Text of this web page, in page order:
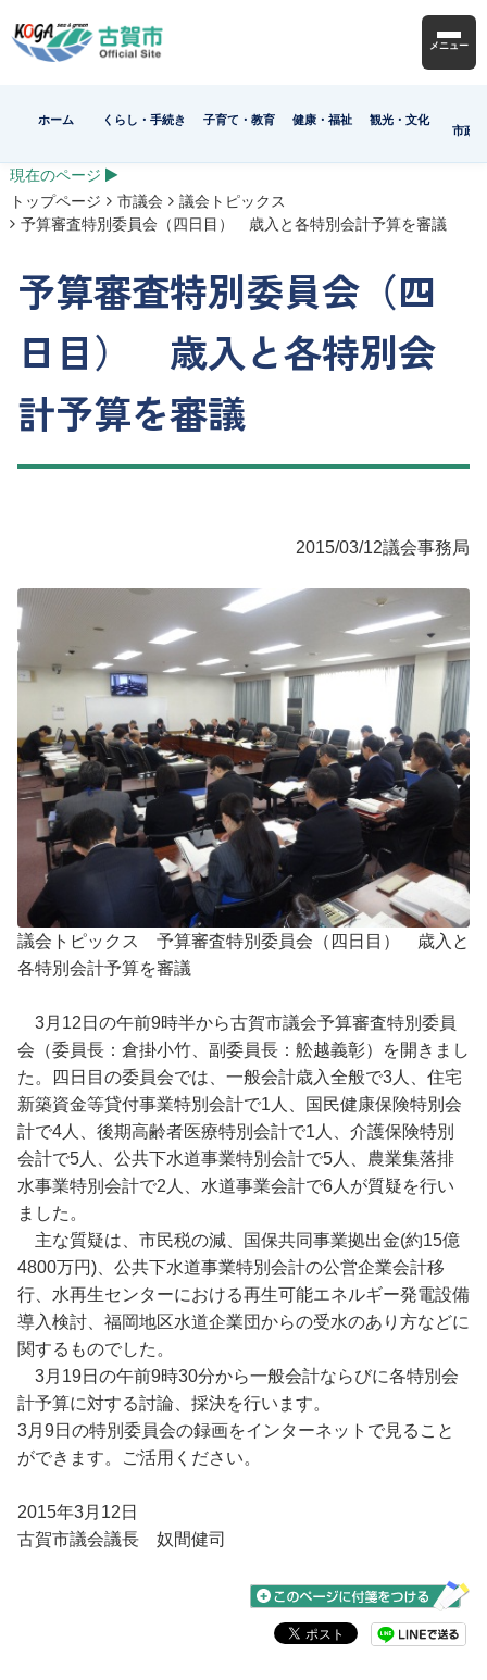
メニュー
ホーム くらし・手続き 子育て・教育 健康・福祉
観光・文化
市政
現在のページ
トップページ
市議会
議会トピックス
予算審査特別委員会（四日目） 歳入と各特別会計予算を審議
予算審査特別委員会（四
日目） 歳入と各特別会
計予算を審議
2015/03/12議会事務局
議会トピックス 予算審査特別委員会（四日目） 歳入と
各特別会計予算を審議
3月12日の午前9時半から古賀市議会予算審査特別委員
会（委員長：倉掛小竹、副委員長：舩越義彰）を開きまし
た。四日目の委員会では、一般会計歳入全般で3人、住宅
新築資金等貸付事業特別会計で1人、国民健康保険特別会
計で4人、後期高齢者医療特別会計で1人、介護保険特別
会計で5人、公共下水道事業特別会計で5人、農業集落排
水事業特別会計で2人、水道事業会計で6人が質疑を行い
ました。
主な質疑は、市民税の減、国保共同事業拠出金(約15億
4800万円)、公共下水道事業特別会計の公営企業会計移
行、水再生センターにおける再生可能エネルギー発電設備
導入検討、福岡地区水道企業団からの受水のあり方などに
関するものでした。
3月19日の午前9時30分から一般会計ならびに各特別会
計予算に対する討論、採決を行います。
3月9日の特別委員会の録画をインターネットで見ること
ができます。ご活用ください。
2015年3月12日
古賀市議会議長 奴間健司